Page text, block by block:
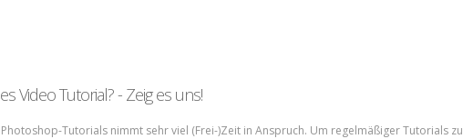
Video Tutorial? - Zeig es uns!
Tutorials nimmt sehr viel (Frei-)Zeit in Anspruch. Um regelmäßiger Tutorials zu